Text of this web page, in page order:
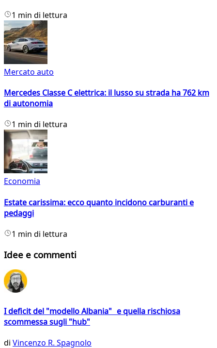
1 min di lettura
Mercato auto
Mercedes Classe C elettrica: il lusso su strada ha 762 km
di autonomia
1 min di lettura
Economia
Estate carissima: ecco quanto incidono carburanti e
pedaggi
1 min di lettura
Idee e commenti
I deficit del "modello Albania" e quella rischiosa
scommessa sugli "hub"
di Vincenzo R. Spagnolo